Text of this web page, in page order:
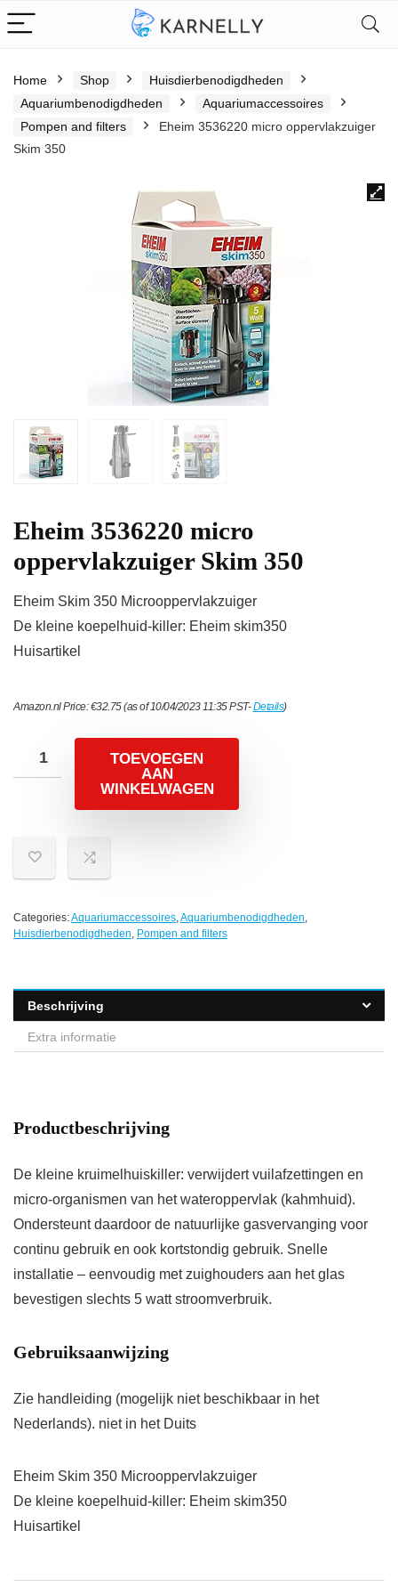
Home Shop
Huisdierbenodigdheden
Aquariumbenodigdheden
Aquariumaccessoires
Pompen and filters
Eheim 3536220 micro oppervlakzuiger
Skim 350
Eheim 3536220 micro
oppervlakzuiger Skim 350
Eheim Skim 350 Microoppervlakzuiger
De kleine koepelhuid-killer: Eheim skim350
Huisartikel
Amazon.nl Price:€32.75(as of 10/04/2023 11:35 PST-Details)
TOEVOEGEN
AAN
WINKELWAGEN
Categories:Aquariumaccessoires,Aquariumbenodigdheden,
Huisdierbenodigdheden, Pompen and filters
Beschrijving
Extra informatie
Productbeschrijving
De kleine kruimelhuiskiller: verwijdert vuilafzettingen en
micro-organismen van het wateroppervlak (kahmhuid).
Ondersteunt daardoor de natuurlijke gasvervanging voor
continu gebruik en ook kortstondig gebruik. Snelle
installatie – eenvoudig met zuighouders aan het glas
bevestigen slechts 5 watt stroomverbruik.
Gebruiksaanwijzing
Zie handleiding (mogelijk niet beschikbaar in het
Nederlands). niet in het Duits
Eheim Skim 350 Microoppervlakzuiger
De kleine koepelhuid-killer: Eheim skim350
Huisartikel